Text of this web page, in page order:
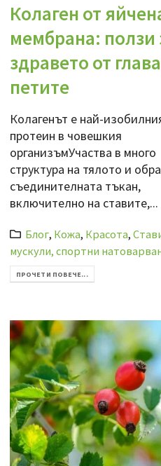
Колаген от
мембрана: ползи
здравето от
петите
Колагенът е най-
протеин в човешкия
организъмУчаства в много
структура на тялото и
съединителната тъкан,
включително на ставите,...
Блог, Кожа, Красота,
мускули, спортни
ПРОЧЕТИ ПОВЕЧЕ...